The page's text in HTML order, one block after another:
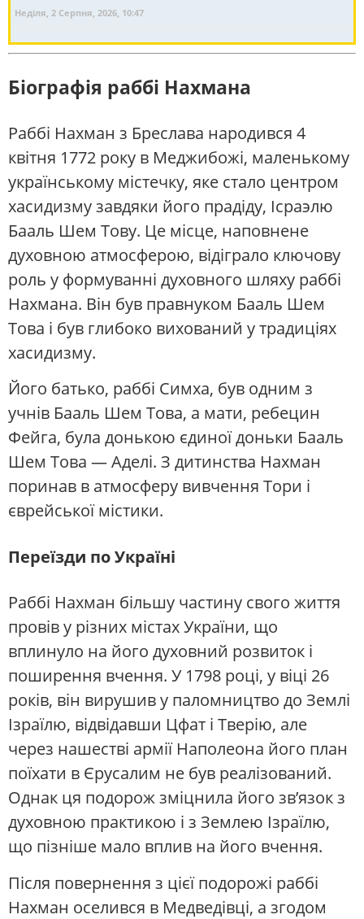
Неділя, 2 Серпня, 2026, 10:47
Біографія раббі Нахмана
Раббі Нахман з Бреслава народився 4
квітня 1772 року в Меджибожі, маленькому
українському містечку, яке стало центром
хасидизму завдяки його прадіду, Ісраэлю
Бааль Шем Тову. Це місце, наповнене
духовною атмосферою, відіграло ключову
роль у формуванні духовного шляху раббі
Нахмана. Він був правнуком Бааль Шем
Това і був глибоко вихований у традиціях
хасидизму.
Його батько, раббі Симха, був одним з
учнів Бааль Шем Това, а мати, ребецин
Фейга, була донькою єдиної доньки Бааль
Шем Това — Аделі. З дитинства Нахман
поринав в атмосферу вивчення Тори і
єврейської містики.
Переїзди по Україні
Раббі Нахман більшу частину свого життя
провів у різних містах України, що
вплинуло на його духовний розвиток і
поширення вчення. У 1798 році, у віці 26
років, він вирушив у паломництво до Землі
Ізраїлю, відвідавши Цфат і Тверію, але
через нашестві армії Наполеона його план
поїхати в Єрусалим не був реалізований.
Однак ця подорож зміцнила його зв’язок з
духовною практикою і з Землею Ізраїлю,
що пізніше мало вплив на його вчення.
Після повернення з цієї подорожі раббі
Нахман оселився в Медведівці, а згодом